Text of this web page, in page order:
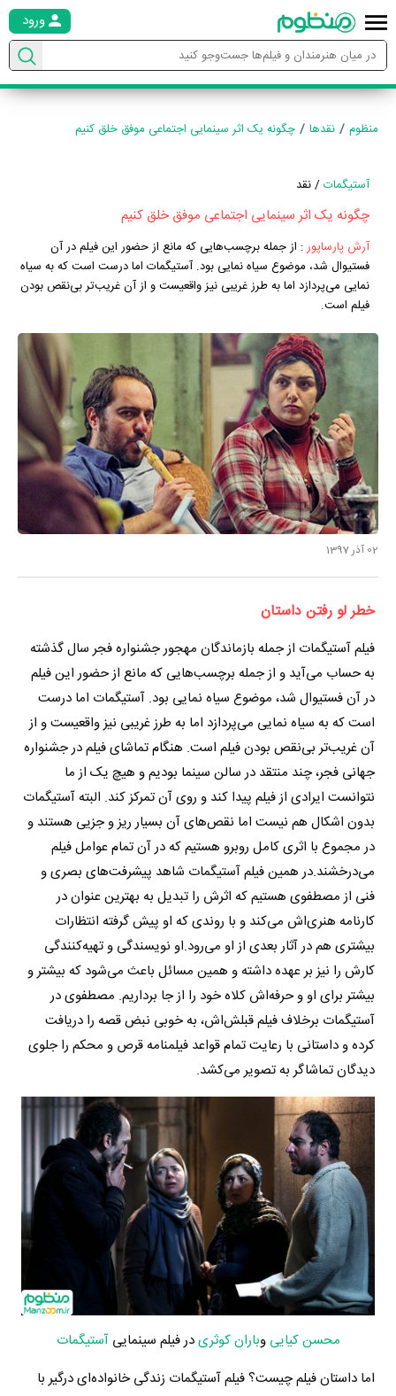
ورود
منظوم نقدها چگونه یک اثر سینمایی اجتماعی موفق خلق کنیم
آستیگمات/ نقد
چگونه یک اثر سینمایی اجتماعی موفق خلق کنیم
آرش پارساپور: از جمله برچسب‌هایی که مانع از حضور این فیلم در آن
فستیوال شد، موضوع سیاه نمایی بود. آستیگمات اما درست است که به سیاه
نمایی می‌پردازد اما به طرز غریبی نیز واقعیست و از آن غریب‌تر بی‌نقص بودن
فیلم است.
02 آذر 1397
خطر لو رفتن داستان
فیلم آستیگمات از جمله بازماندگان مهجور جشنواره فجر سال گذشته
به حساب می‌آید و از جمله برچسب‌هایی که مانع از حضور این فیلم
در آن فستیوال شد، موضوع سیاه نمایی بود. آستیگمات اما درست
است که به سیاه نمایی می‌پردازد اما به طرز غریبی نیز واقعیست و از
آن غریب‌تر بی‌نقص بودن فیلم است. هنگام تماشای فیلم در جشنواره
جهانی فجر، چند منتقد در سالن سینما بودیم و هیچ یک از ما
نتوانست ایرادی از فیلم پیدا کند و روی آن تمرکز کند. البته آستیگمات
بدون اشکال هم نیست اما نقص‌های آن بسیار ریز و جزیی هستند و
در مجموع با اثری کامل روبرو هستیم که در آن تمام عوامل فیلم
می‌درخشند.در همین فیلم آستیگمات شاهد پیشرفت‌های بصری و
فنی از مصطفوی هستیم که اثرش را تبدیل به بهترین عنوان در
کارنامه هنری‌اش می‌کند و با روندی که او پیش گرفته انتظارات
بیشتری هم در آثار بعدی از او می‌رود.او نویسندگی و تهیه‌کنندگی
کارش را نیز بر عهده داشته و همین مسائل باعث می‌شود که بیشتر و
بیشتر برای او و حرفه‌اش کلاه خود را از جا برداریم. مصطفوی در
آستیگمات برخلاف فیلم قبلش‌اش، به خوبی نبض قصه را دریافت
کرده و داستانی با رعایت تمام قواعد فیلمنامه قرص و محکم را جلوی
دیدگان تماشاگر به تصویر می‌کشد.
محسن کیایی وباران کوثریدر فیلم سینماییآستیگمات
اما داستان فیلم چیست؟ فیلم آستیگمات زندگی خانواده‌ای درگیر با